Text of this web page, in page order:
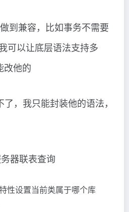
到兼容，比如事务不需要
可以让底层语法支持多
改他的
，我只能封装他的语法，
器联表查询
性设置当前类属于哪个库